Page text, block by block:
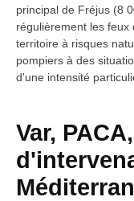
principal de Fréjus (8
régulièrement les feux
territoire à risques
pompiers à des
d'une intensité
Var,